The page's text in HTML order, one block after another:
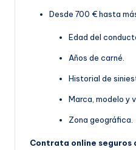
Desde 700 € hasta
Edad del
Años de carné.
Historial de
Marca, modelo y
Zona geográfica.
Contrata online seguros